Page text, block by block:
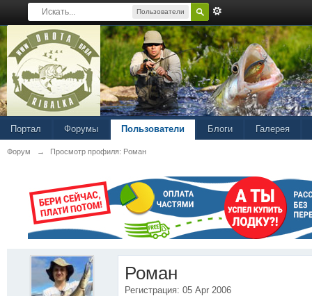
Пользователи
Портал Форумы Пользователи Блоги Галерея
Форум → Просмотр профиля: Роман
Роман
Регистрация: 05 Apr 2006